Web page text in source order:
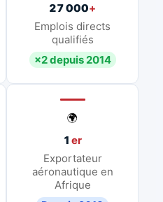
27 000+
Emplois directs
qualifiés
×2 depuis 2014
🌍
1 er
Exportateur
aéronautique en
Afrique